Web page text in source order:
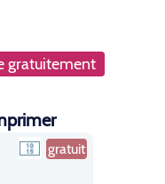
gratuitement
gratuit